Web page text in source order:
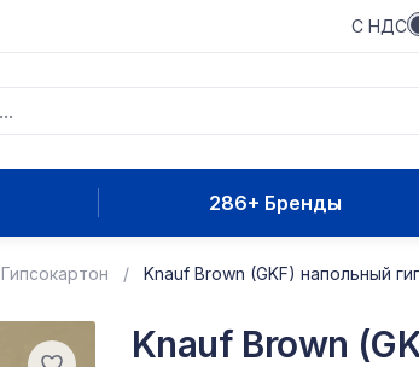
С НДС
286+ Бренды
Гипсокартон Knauf Brown (GKF) напольный
Knauf Brown